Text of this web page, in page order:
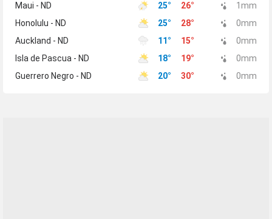
Maui - ND 25° 26° 1 mm
Honolulu - ND
25° 28° 0mm
Auckland - ND
11° 15° 0mm
Isla de Pascua - ND
18° 19° 0mm
Guerrero Negro - ND
20° 30° 0mm